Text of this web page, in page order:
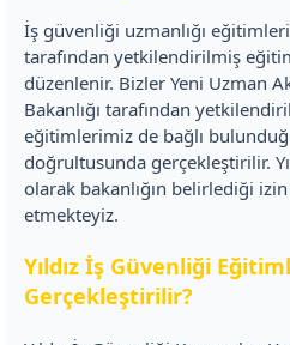
İş güvenliği uzmanlığı eğitimleri
tarafından yetkilendirilmiş
düzenlenir. Bizler Yeni Uzman
Bakanlığı tarafından
eğitimlerimiz de bağlı
doğrultusunda gerçekleştirilir.
olarak bakanlığın belirlediği
etmekteyiz.
Yıldız İş Güvenliği
Gerçekleştirilir?